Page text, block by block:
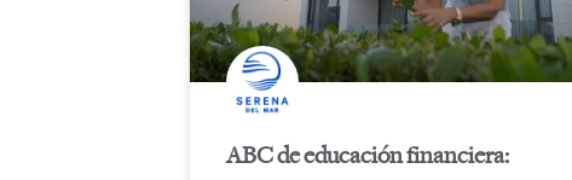
ABC de educación financiera: